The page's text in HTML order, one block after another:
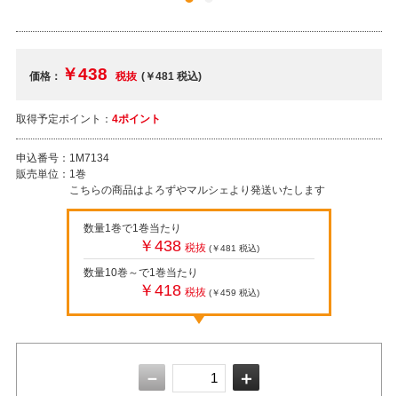
価格： ￥438 税抜 (￥481税込)
取得予定ポイント： 4ポイント
申込番号： 1M7134
販売単位： 1巻
こちらの商品はよろずやマルシェより発送いたします
数量1巻で1巻当たり
￥438 税抜 (￥481 税込)
数量10巻～で1巻当たり
￥418 税抜 (￥459 税込)
－ ＋